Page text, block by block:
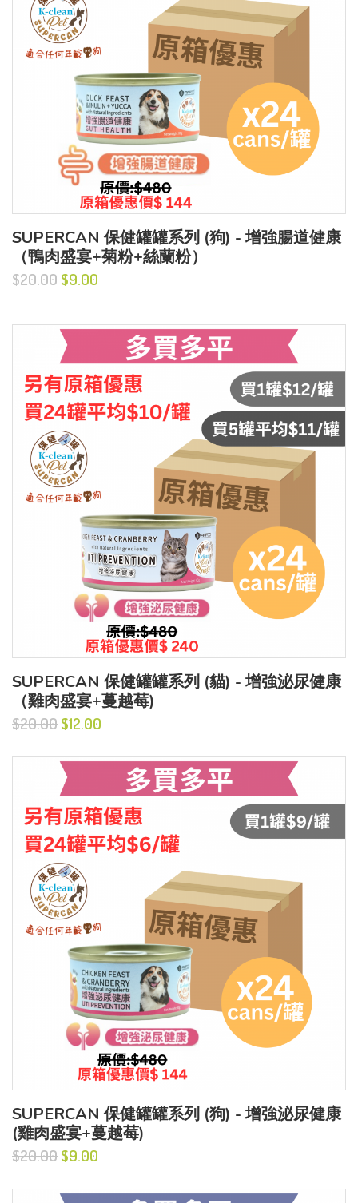
SUPERCAN 保健罐罐系列 (狗) - 增強腸道健康
（鴨肉盛宴+菊粉+絲蘭粉）
$20.00 $9.00
SUPERCAN 保健罐罐系列 (貓) - 增強泌尿健康
（雞肉盛宴+蔓越莓)
$20.00 $12.00
SUPERCAN 保健罐罐系列 (狗) - 增強泌尿健康
(雞肉盛宴+蔓越莓)
$20.00 $9.00